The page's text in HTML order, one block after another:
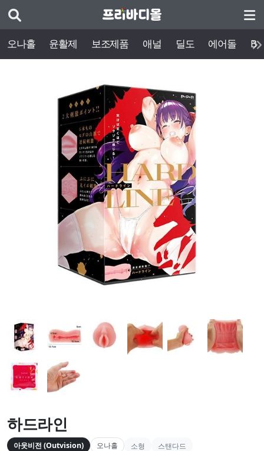
오나홀 윤활제 보조제품 애널 딜도 에어돌
하드라인
아웃비전 (Outvision) 오나홀 소형 스탠다드